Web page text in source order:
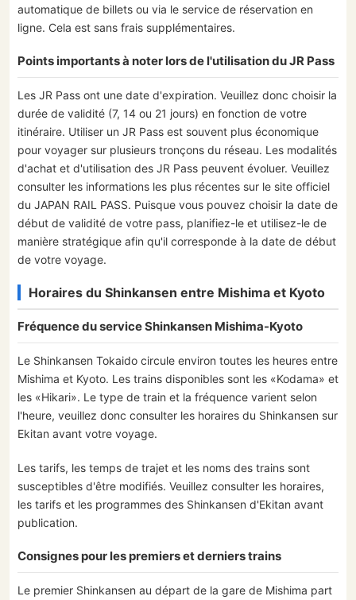
automatique de billets ou via le service de réservation en
ligne. Cela est sans frais supplémentaires.
Points importants à noter lors de l'utilisation du JR Pass
Les JR Pass ont une date d'expiration. Veuillez donc choisir la
durée de validité (7, 14 ou 21 jours) en fonction de votre
itinéraire. Utiliser un JR Pass est souvent plus économique
pour voyager sur plusieurs tronçons du réseau. Les modalités
d'achat et d'utilisation des JR Pass peuvent évoluer. Veuillez
consulter les informations les plus récentes sur le site officiel
du JAPAN RAIL PASS. Puisque vous pouvez choisir la date de
début de validité de votre pass, planifiez-le et utilisez-le de
manière stratégique afin qu'il corresponde à la date de début
de votre voyage.
Horaires du Shinkansen entre Mishima et Kyoto
Fréquence du service Shinkansen Mishima-Kyoto
Le Shinkansen Tokaido circule environ toutes les heures entre
Mishima et Kyoto. Les trains disponibles sont les «Kodama» et
les «Hikari». Le type de train et la fréquence varient selon
l'heure, veuillez donc consulter les horaires du Shinkansen sur
Ekitan avant votre voyage.
Les tarifs, les temps de trajet et les noms des trains sont
susceptibles d'être modifiés. Veuillez consulter les horaires,
les tarifs et les programmes des Shinkansen d'Ekitan avant
publication.
Consignes pour les premiers et derniers trains
Le premier Shinkansen au départ de la gare de Mishima part